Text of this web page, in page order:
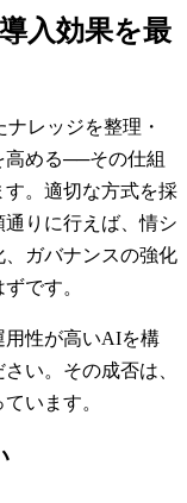
入効果を最
レッジを整理・
高める──その仕組
。適切な方式を採
りに行えば、情シ
ガバナンスの強化
です。
用性が高いAIを構
い。その成否は、
います。